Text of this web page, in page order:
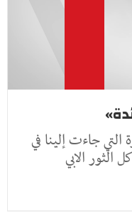
التي جاءت إلينا في
الابي